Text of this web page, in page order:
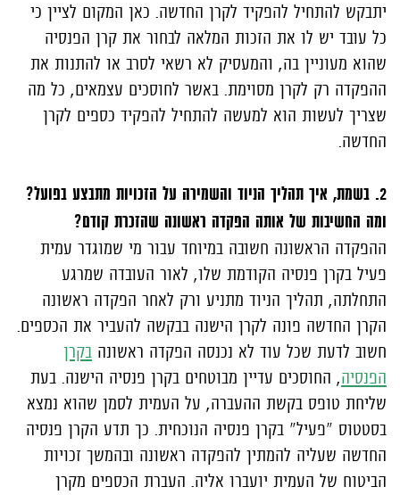
יתבקש להתחיל להפקיד לקרן החדשה. כאן המקום לציין כי
כל עובד יש לו את הזכות המלאה לבחור את קרן הפנסיה
שהוא מעוניין בה, והמעסיק לא רשאי לסרב או להתנות את
ההפקדה רק לקרן מסוימת. באשר לחוסכים עצמאים, כל מה
שצריך לעשות הוא למעשה להתחיל להפקיד כספים לקרן
החדשה.
2. בשמת, איך תהליך הניוד והשמירה על הזכויות מתבצע בפועל?
ומה החשיבות של אותה הפקדה ראשונה שהזכרת קודם?
ההפקדה הראשונה חשובה במיוחד עבור מי שמוגדר עמית
פעיל בקרן פנסיה הקודמת שלו, לאור העובדה שמרגע
התחלתה, תהליך הניוד מתניע ורק לאחר הפקדה ראשונה
הקרן החדשה פונה לקרן הישנה בבקשה להעביר את הכספים.
חשוב לדעת שכל עוד לא נכנסה הפקדה ראשונה בקרן
הפנסיה, החוסכים עדיין מבוטחים בקרן פנסיה הישנה. בעת
שליחת טופס בקשת ההעברה, על העמית לסמן שהוא נמצא
בסטטוס "פעיל" בקרן פנסיה הנוכחית. כך תדע הקרן פנסיה
החדשה שעליה להמתין להפקדה ראשונה ובהמשך זכויות
הביטוח של העמית יועברו אליה. העברת הכספים מקרן